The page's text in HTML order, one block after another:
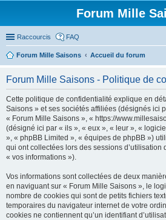
Forum Mille
Raccourcis FAQ
Forum Mille Saisons
Accueil du forum
Forum Mille Saisons - Politique de
Cette politique de confidentialité explique en
Saisons » et ses sociétés affiliées (désignés ici
« Forum Mille Saisons », « https://
(désigné ici par « ils », « eux », « leur », «
», « phpBB Limited », « équipes de phpBB »)
qui ont collectées lors des sessions d’utilisation
« vos informations »).
Vos informations sont collectées de deux
en naviguant sur « Forum Mille Saisons », le
nombre de cookies qui sont de petits fichiers
temporaires du navigateur internet de votre
cookies ne contiennent qu’un identifiant